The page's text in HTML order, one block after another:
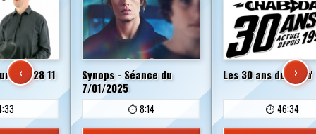
du 28 11
Synops - Séance du
7/01/2025
⏱️ 8:14
Les 30 ans du
⏱️ 46:34
‹ ›